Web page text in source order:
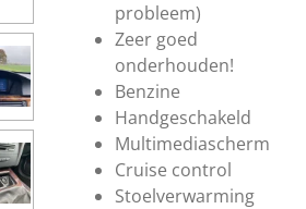
probleem)
Zeer goed
onderhouden!
Benzine
Handgeschakeld
Multimediascherm
Cruise control
Stoelverwarming